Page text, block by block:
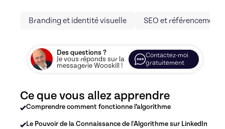
Branding et identité visuelle SEO et référencement
Des questions ?
Je vous réponds sur la
messagerie Wooskill !
Contactez-moi
gratuitement
Ce que vous allez apprendre
Comprendre comment fonctionne l’algorithme
Le Pouvoir de la Connaissance de l'Algorithme sur LinkedIn